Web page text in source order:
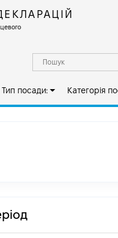
Тип посади: Категорія